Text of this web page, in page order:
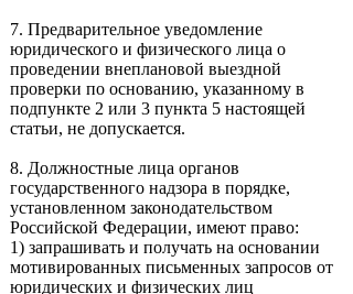
7. Предварительное уведомление
юридического и физического лица о
проведении внеплановой выездной
проверки по основанию, указанному в
подпункте 2 или 3 пункта 5 настоящей
статьи, не допускается.
8. Должностные лица органов
государственного надзора в порядке,
установленном законодательством
Российской Федерации, имеют право:
1) запрашивать и получать на основании
мотивированных письменных запросов от
юридических и физических лиц